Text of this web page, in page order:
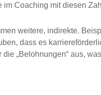
im Coaching mit diesen
weitere, indirekte.
dass es
„Belohnungen“ aus,